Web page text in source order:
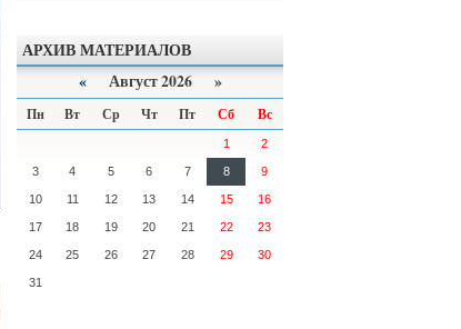
АРХИВ МАТЕРИАЛОВ
«Август 2026 »
Пн Вт Ср Чт Пт Сб Вс
1 2
3 4 5 6 7 8 9
10 11 12 13 14 15 16
17 18 19 20 21 22 23
24 25 26 27 28 29 30
31